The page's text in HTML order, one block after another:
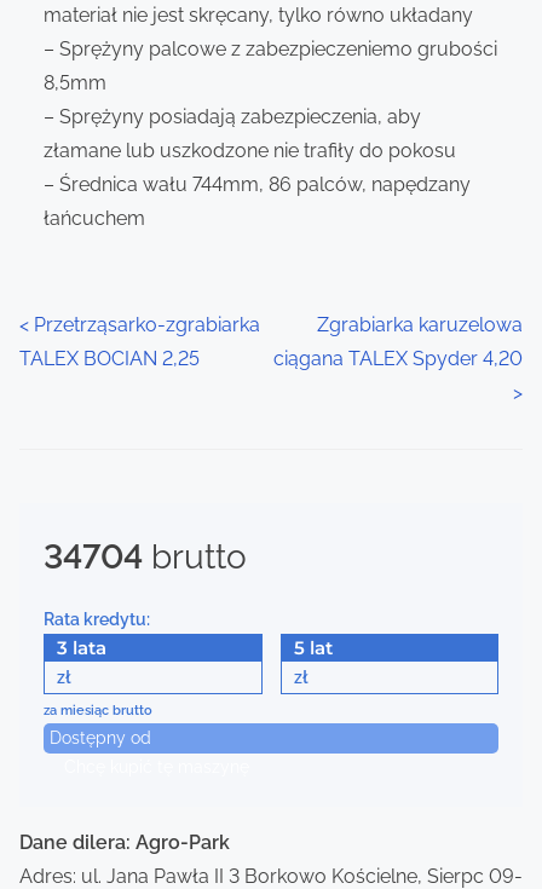
materiał nie jest skręcany, tylko równo układany
– Sprężyny palcowe z zabezpieczeniemo grubości
8,5mm
– Sprężyny posiadają zabezpieczenia, aby
złamane lub uszkodzone nie trafiły do pokosu
– Średnica wału 744mm, 86 palców, napędzany
łańcuchem
P
o
t
< Przetrząsarko-zgrabiarka
TALEX BOCIAN 2,25
Zgrabiarka karuzelowa
ciągana TALEX Spyder 4,20
>
34704 brutto
Rata kredytu:
3 lata
zł
5 lat
zł
za miesiąc brutto
Dostępny od
Dane dilera: Agro-Park
Adres: ul. Jana Pawła II 3 Borkowo Kościelne, Sierpc 09-